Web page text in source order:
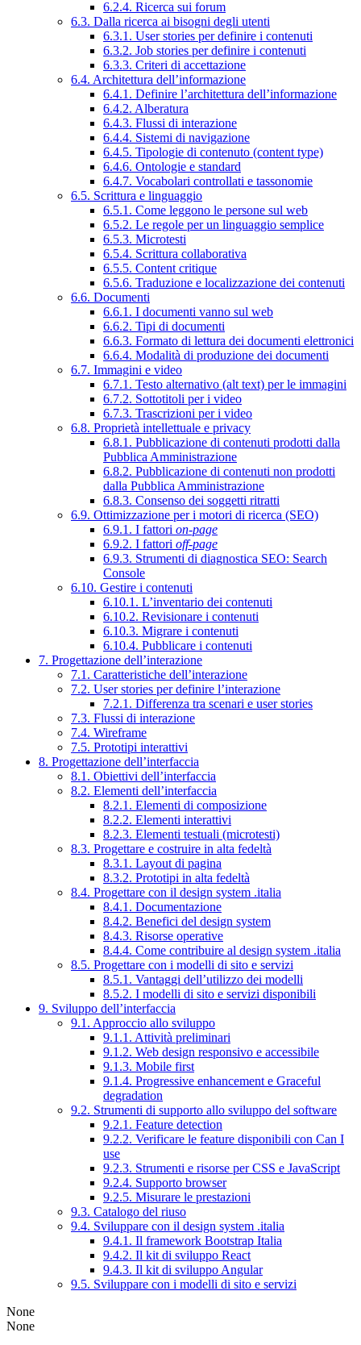
6.2.4. Ricerca sui forum
6.3. Dalla ricerca ai bisogni degli utenti
6.3.1. User stories per definire i contenuti
6.3.2. Job stories per definire i contenuti
6.3.3. Criteri di accettazione
6.4. Architettura dell’informazione
6.4.1. Definire l’architettura dell’informazione
6.4.2. Alberatura
6.4.3. Flussi di interazione
6.4.4. Sistemi di navigazione
6.4.5. Tipologie di contenuto (content type)
6.4.6. Ontologie e standard
6.4.7. Vocabolari controllati e tassonomie
6.5. Scrittura e linguaggio
6.5.1. Come leggono le persone sul web
6.5.2. Le regole per un linguaggio semplice
6.5.3. Microtesti
6.5.4. Scrittura collaborativa
6.5.5. Content critique
6.5.6. Traduzione e localizzazione dei contenuti
6.6. Documenti
6.6.1. I documenti vanno sul web
6.6.2. Tipi di documenti
6.6.3. Formato di lettura dei documenti elettronici
6.6.4. Modalità di produzione dei documenti
6.7. Immagini e video
6.7.1. Testo alternativo (alt text) per le immagini
6.7.2. Sottotitoli per i video
6.7.3. Trascrizioni per i video
6.8. Proprietà intellettuale e privacy
6.8.1. Pubblicazione di contenuti prodotti dalla
Pubblica Amministrazione
6.8.2. Pubblicazione di contenuti non prodotti
dalla Pubblica Amministrazione
6.8.3. Consenso dei soggetti ritratti
6.9. Ottimizzazione per i motori di ricerca (SEO)
6.9.1. I fattori on-page
6.9.2. I fattori off-page
6.9.3. Strumenti di diagnostica SEO: Search
Console
6.10. Gestire i contenuti
6.10.1. L’inventario dei contenuti
6.10.2. Revisionare i contenuti
6.10.3. Migrare i contenuti
6.10.4. Pubblicare i contenuti
7. Progettazione dell’interazione
7.1. Caratteristiche dell’interazione
7.2. User stories per definire l’interazione
7.2.1. Differenza tra scenari e user stories
7.3. Flussi di interazione
7.4. Wireframe
7.5. Prototipi interattivi
8. Progettazione dell’interfaccia
8.1. Obiettivi dell’interfaccia
8.2. Elementi dell’interfaccia
8.2.1. Elementi di composizione
8.2.2. Elementi interattivi
8.2.3. Elementi testuali (microtesti)
8.3. Progettare e costruire in alta fedeltà
8.3.1. Layout di pagina
8.3.2. Prototipi in alta fedeltà
8.4. Progettare con il design system .italia
8.4.1. Documentazione
8.4.2. Benefici del design system
8.4.3. Risorse operative
8.4.4. Come contribuire al design system .italia
8.5. Progettare con i modelli di sito e servizi
8.5.1. Vantaggi dell’utilizzo dei modelli
8.5.2. I modelli di sito e servizi disponibili
9. Sviluppo dell’interfaccia
9.1. Approccio allo sviluppo
9.1.1. Attività preliminari
9.1.2. Web design responsivo e accessibile
9.1.3. Mobile first
9.1.4. Progressive enhancement e Graceful
degradation
9.2. Strumenti di supporto allo sviluppo del software
9.2.1. Feature detection
9.2.2. Verificare le feature disponibili con Can I
use
9.2.3. Strumenti e risorse per CSS e JavaScript
9.2.4. Supporto browser
9.2.5. Misurare le prestazioni
9.3. Catalogo del riuso
9.4. Sviluppare con il design system .italia
9.4.1. Il framework Bootstrap Italia
9.4.2. Il kit di sviluppo React
9.4.3. Il kit di sviluppo Angular
9.5. Sviluppare con i modelli di sito e servizi
None
None